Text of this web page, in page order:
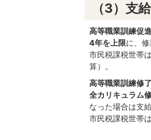
（3）支
高等職業訓練促
4年を上限に、
市民税課税世帯
算）。
高等職業訓練修
全カリキュラム
なった場合は支
市民税課税世帯